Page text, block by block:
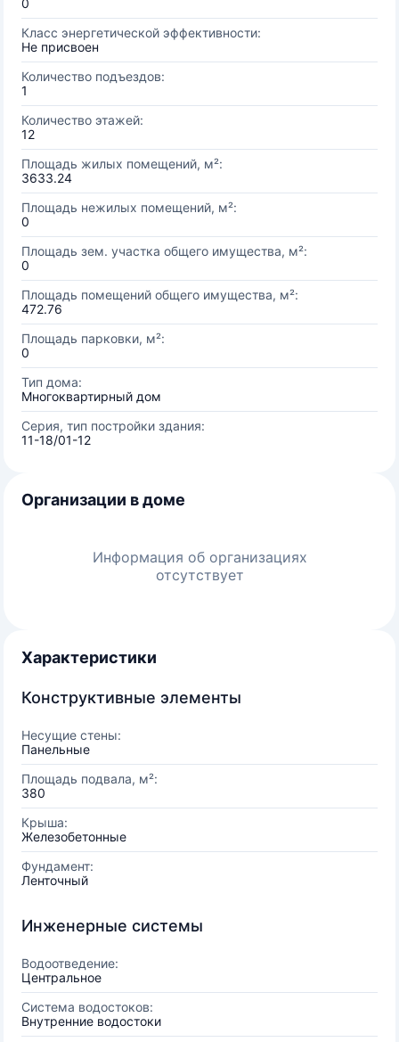
0
Класс энергетической эффективности:
Не присвоен
Количество подъездов:
1
Количество этажей:
12
Площадь жилых помещений, м²:
3633.24
Площадь нежилых помещений, м²:
0
Площадь зем. участка общего имущества, м²:
0
Площадь помещений общего имущества, м²:
472.76
Площадь парковки, м²:
0
Тип дома:
Многоквартирный дом
Серия, тип постройки здания:
11-18/01-12
Организации в доме
Информация об организациях
отсутствует
Характеристики
Конструктивные элементы
Несущие стены:
Панельные
Площадь подвала, м²:
380
Крыша:
Железобетонные
Фундамент:
Ленточный
Инженерные системы
Водоотведение:
Центральное
Система водостоков:
Внутренние водостоки